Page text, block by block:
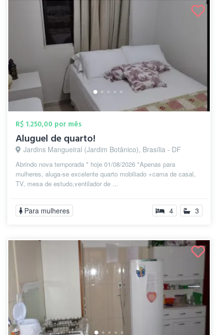
R$ 1.250,00 por mês
Aluguel de quarto!
Jardins Mangueiral (Jardim Botânico), Brasília - DF
Abrindo nova temporada " hoje 01/08/2026 "Apenas para
mulheres, aluga-se excelente quarto mobiliado +cama de casal,
TV, mesa de estudo,ventilador de ...
Para mulheres 4 3